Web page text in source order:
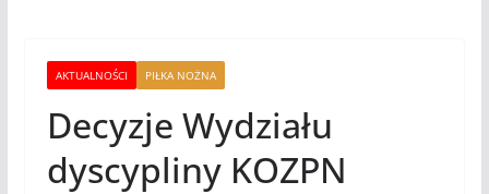
AKTUALNOŚCI PIŁKA NOŻNA
Decyzje Wydziału
dyscypliny KOZPN